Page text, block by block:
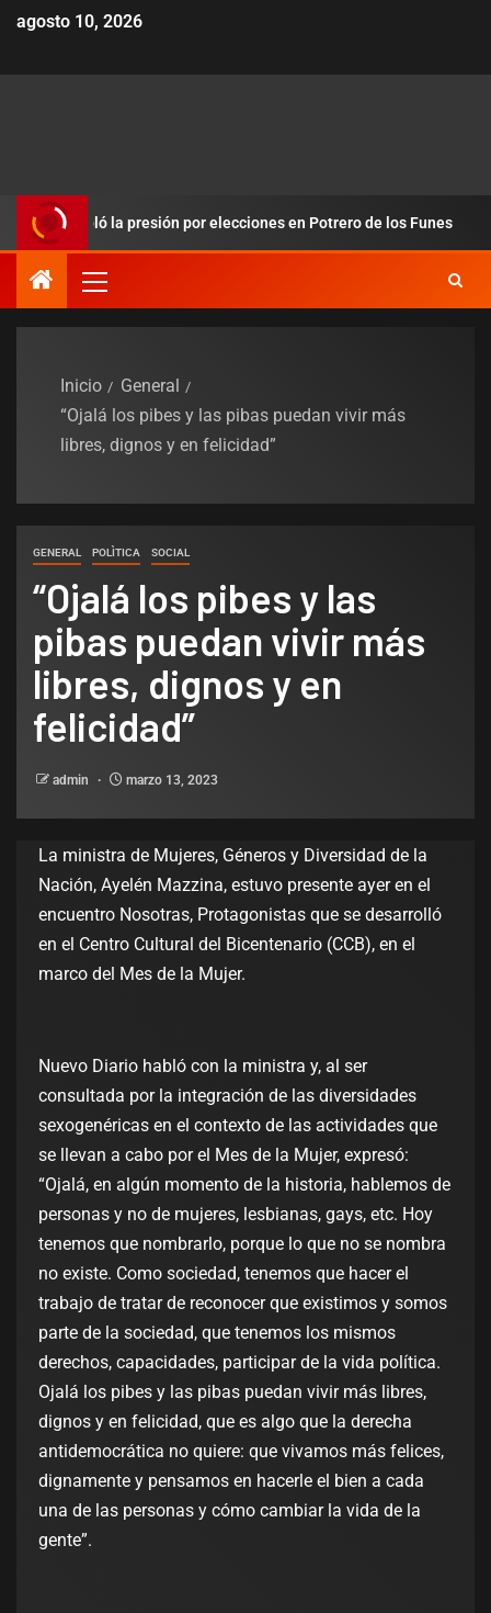
agosto 10, 2026
la presión por elecciones en Potrero de los Funes
Inicio
General
“Ojalá los pibes y las pibas puedan vivir más
libres, dignos y en felicidad”
GENERAL POLÌTICA SOCIAL
“Ojalá los pibes y las
pibas puedan vivir más
libres, dignos y en
felicidad”
admin marzo 13, 2023
La ministra de Mujeres, Géneros y Diversidad de la
Nación, Ayelén Mazzina, estuvo presente ayer en el
encuentro Nosotras, Protagonistas que se desarrolló
en el Centro Cultural del Bicentenario (CCB), en el
marco del Mes de la Mujer.
Nuevo Diario habló con la ministra y, al ser
consultada por la integración de las diversidades
sexogenéricas en el contexto de las actividades que
se llevan a cabo por el Mes de la Mujer, expresó:
“Ojalá, en algún momento de la historia, hablemos de
personas y no de mujeres, lesbianas, gays, etc. Hoy
tenemos que nombrarlo, porque lo que no se nombra
no existe. Como sociedad, tenemos que hacer el
trabajo de tratar de reconocer que existimos y somos
parte de la sociedad, que tenemos los mismos
derechos, capacidades, participar de la vida política.
Ojalá los pibes y las pibas puedan vivir más libres,
dignos y en felicidad, que es algo que la derecha
antidemocrática no quiere: que vivamos más felices,
dignamente y pensamos en hacerle el bien a cada
una de las personas y cómo cambiar la vida de la
gente”.